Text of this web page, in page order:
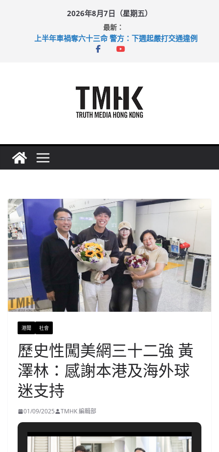
2026年8月7日（星期五）
最新：
上半年車禍奪六十三命 警方：下週起嚴打交通違例
性罪行修例獲九成支持 鄧炳強：爭取今屆任期內完成立法
港聞 社會
歷史性闖美網三十二強 黃
澤林：感謝本港及海外球
迷支持
01/09/2025 TMHK 編輯部